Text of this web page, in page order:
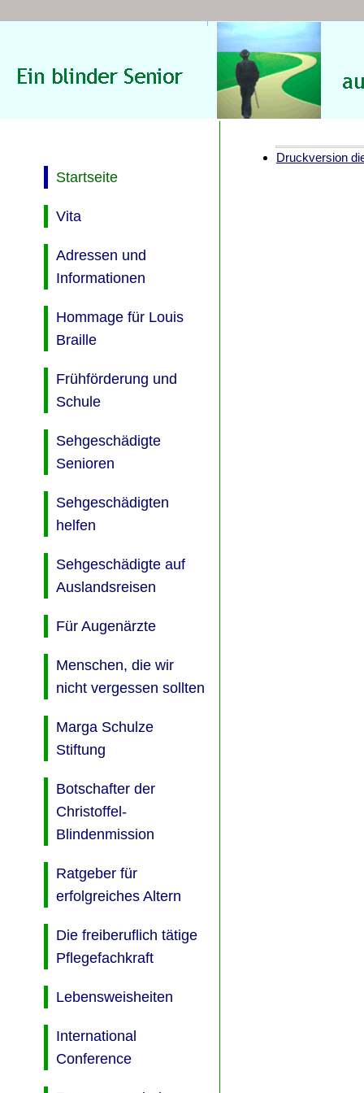
Startseite
Vita
Adressen und
Informationen
Hommage für Louis
Braille
Frühförderung und
Schule
Sehgeschädigte
Senioren
Sehgeschädigten
helfen
Sehgeschädigte auf
Auslandsreisen
Für Augenärzte
Menschen, die wir
nicht vergessen sollten
Marga Schulze
Stiftung
Botschafter der
Christoffel-
Blindenmission
Ratgeber für
erfolgreiches Altern
Die freiberuflich tätige
Pflegefachkraft
Lebensweisheiten
International
Conference
Druckversion